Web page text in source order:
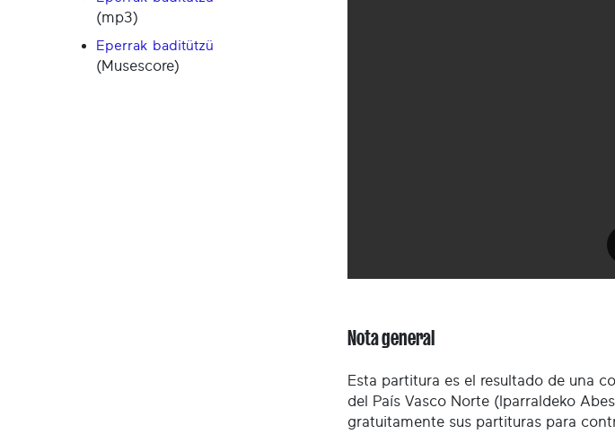
(mp3)
Eperrak baditützü
(Musescore)
Nota general
Esta partitura es el resultado de una
del País Vasco Norte (Iparraldeko
gratuitamente sus partituras para